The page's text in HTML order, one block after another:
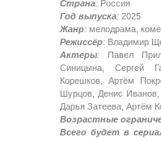
Страна: Россия
Год выпуска: 2025
Жанр: мелодрама,
Режиссёр: Владимир
Актеры: Павел
Синицына, Сергей
Корешков, Артём
Шурцов, Денис
Дарья Затеева, Артём
Возрастные
Всего будет в